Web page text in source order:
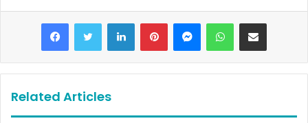
LinkedInPinterestMessengerWhatsAppShare via Email
Related Articles